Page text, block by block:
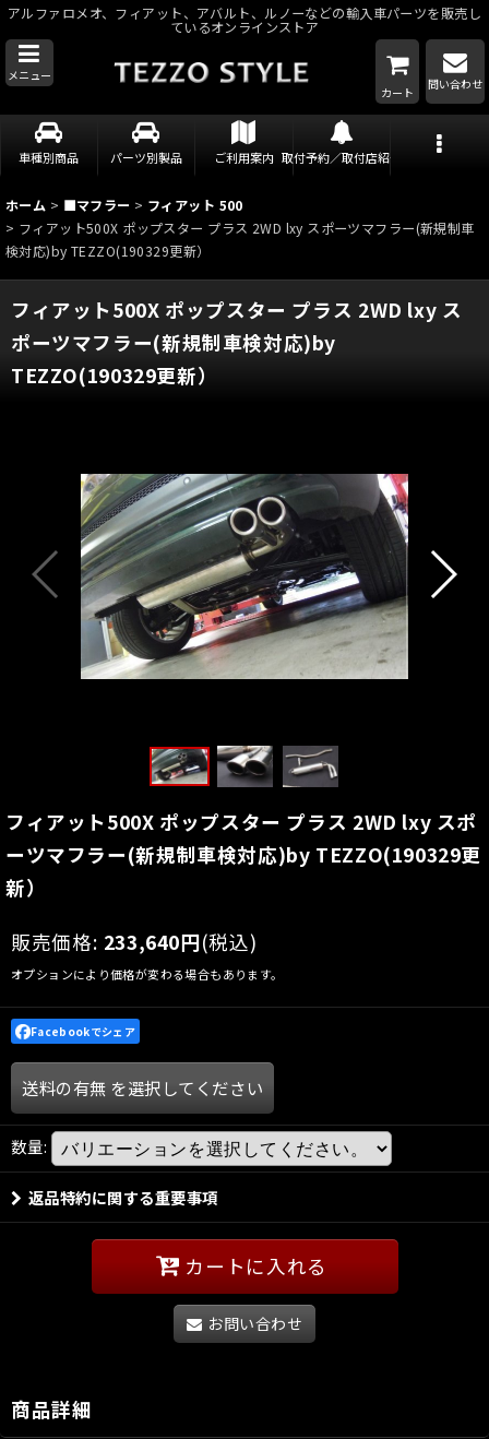
アルファロメオ、フィアット、アバルト、ルノーなどの輸入車パーツを販売し
ているオンラインストア
メニュー
カート
問い合わせ
車種別商品 パーツ別製品 ご利用案内 取付予約／取付店紹介
ホーム > ■マフラー > フィアット 500
> フィアット500X ポップスター プラス 2WD lxy スポーツマフラー(新規制車
検対応)by TEZZO(190329更新）
フィアット500X ポップスター プラス 2WD lxy ス
ポーツマフラー(新規制車検対応)by
TEZZO(190329更新）
フィアット500X ポップスター プラス 2WD lxy スポ
ーツマフラー(新規制車検対応)by TEZZO(190329更
新）
販売価格: 233,640円(税込)
オプションにより価格が変わる場合もあります。
Facebookでシェア
送料の有無 を選択してください
数量:
返品特約に関する重要事項
カートに入れる
お問い合わせ
商品詳細